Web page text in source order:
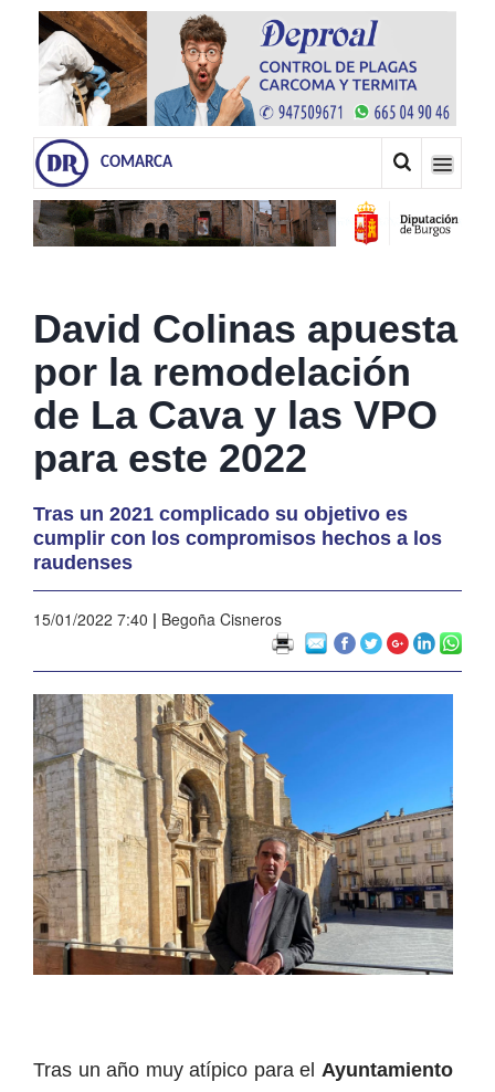
COMARCA
David Colinas apuesta
por la remodelación
de La Cava y las VPO
para este 2022
Tras un 2021 complicado su objetivo es
cumplir con los compromisos hechos a los
raudenses
15/01/2022 7:40 | Begoña Cisneros
Tras un año muy atípico para el Ayuntamiento